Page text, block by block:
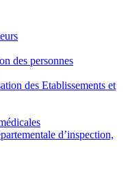
des personnes
des Etablissements et
d’inspection,